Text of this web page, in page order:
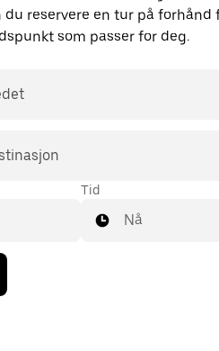
du reservere en tur på forhånd
som passer for deg.
Tid
Nå